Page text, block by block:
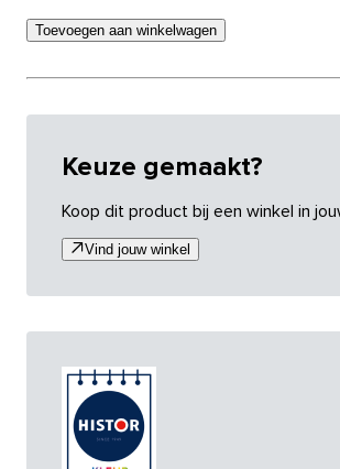
Toevoegen aan winkelwagen
Keuze gemaakt?
Koop dit product bij een winkel in
Vind jouw winkel